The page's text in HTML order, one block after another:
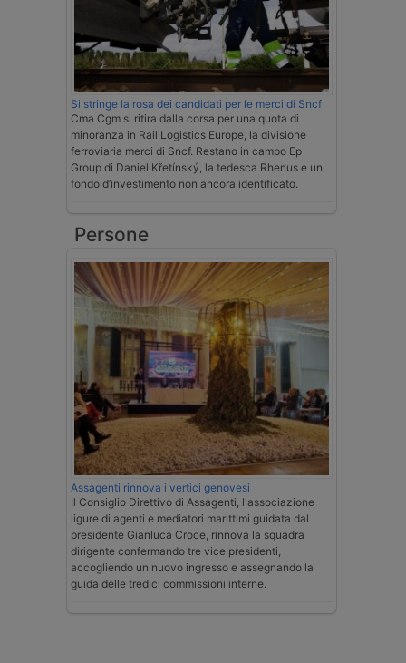
Si stringe la rosa dei candidati per le merci di Sncf
Cma Cgm si ritira dalla corsa per una quota di
minoranza in Rail Logistics Europe, la divisione
ferroviaria merci di Sncf. Restano in campo Ep
Group di Daniel Křetínský, la tedesca Rhenus e un
fondo d’investimento non ancora identificato.
Persone
Assagenti rinnova i vertici genovesi
Il Consiglio Direttivo di Assagenti, l'associazione
ligure di agenti e mediatori marittimi guidata dal
presidente Gianluca Croce, rinnova la squadra
dirigente confermando tre vice presidenti,
accogliendo un nuovo ingresso e assegnando la
guida delle tredici commissioni interne.